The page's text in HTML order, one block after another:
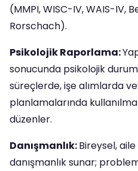
(MMPI, WISC-IV, WAIS-IV,
Rorschach).
Psikolojik Raporlama:
sonucunda psikolojik
süreçlerde, işe alımlarda
planlamalarında
düzenler.
Danışmanlık:Bireysel,
danışmanlık sunar;